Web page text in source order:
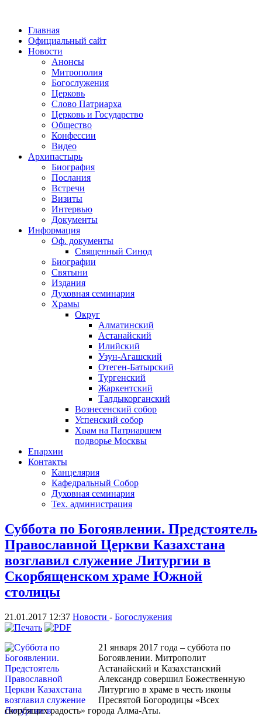
Главная
Официальный сайт
Новости
Анонсы
Митрополия
Богослужения
Церковь
Слово Патриарха
Церковь и Государство
Общество
Конфессии
Видео
Архипастырь
Биография
Послания
Встречи
Визиты
Интервью
Документы
Информация
Оф. документы
Священный Синод
Биографии
Святыни
Издания
Духовная семинария
Храмы
Округ
Алматинский
Астанайский
Илийский
Узун-Агашский
Отеген-Батырский
Тургенский
Жаркентский
Талдыкорганский
Вознесенский собор
Успенский собор
Храм на Патриаршем
подворье Москвы
Епархии
Контакты
Канцелярия
Кафедральный Собор
Духовная семинария
Тех. администрация
Суббота по Богоявлении. Предстоятель
Православной Церкви Казахстана
возглавил служение Литургии в
Скорбященском храме Южной
столицы
21.01.2017 12:37 Новости - Богослужения
21 января 2017 года – суббота по
Богоявлении. Митрополит
Астанайский и Казахстанский
Александр совершил Божественную
Литургию в храме в честь иконы
Пресвятой Богородицы «Всех
скорбящих радость» города Алма-Аты.